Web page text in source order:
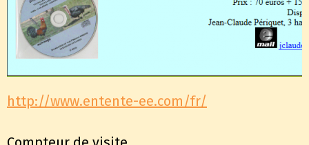
http://www.entente-ee.com/fr/